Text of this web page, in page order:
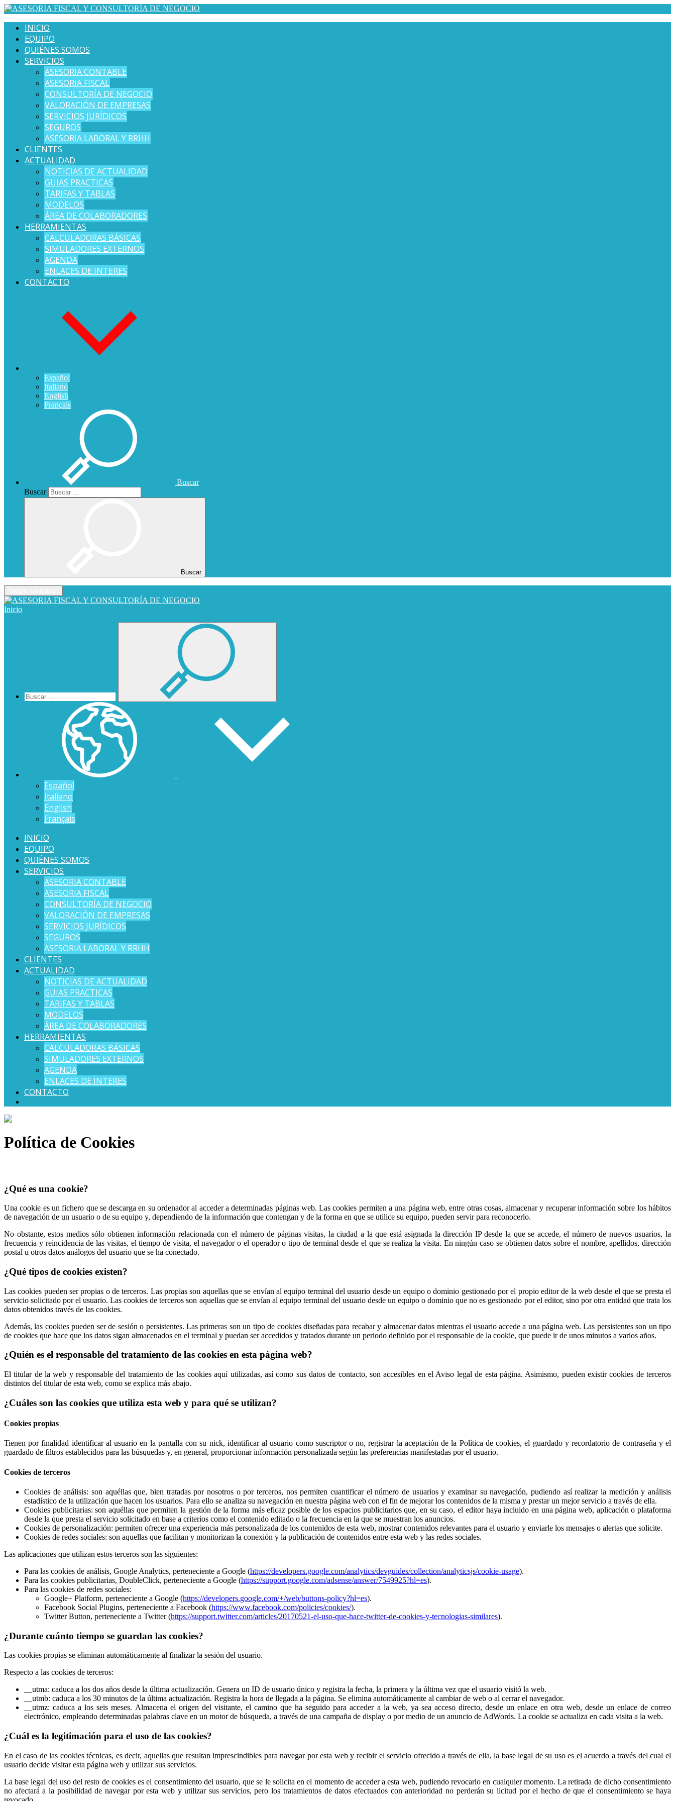
INICIO
EQUIPO
QUIÉNES SOMOS
SERVICIOS
ASESORIA CONTABLE
ASESORIA FISCAL
CONSULTORÍA DE NEGOCIO
VALORACIÓN DE EMPRESAS
SERVICIOS JURÍDICOS
SEGUROS
ASESORIA LABORAL Y RRHH
CLIENTES
ACTUALIDAD
NOTICIAS DE ACTUALIDAD
GUIAS PRACTICAS
TARIFAS Y TABLAS
MODELOS
ÁREA DE COLABORADORES
HERRAMIENTAS
CALCULADORAS BÁSICAS
SIMULADORES EXTERNOS
AGENDA
ENLACES DE INTERES
CONTACTO
Español
Italiano
English
Français
Buscar
Buscar
Buscar
Inicio
Español
Italiano
English
Français
INICIO
EQUIPO
QUIÉNES SOMOS
SERVICIOS
ASESORIA CONTABLE
ASESORIA FISCAL
CONSULTORÍA DE NEGOCIO
VALORACIÓN DE EMPRESAS
SERVICIOS JURÍDICOS
SEGUROS
ASESORIA LABORAL Y RRHH
CLIENTES
ACTUALIDAD
NOTICIAS DE ACTUALIDAD
GUIAS PRACTICAS
TARIFAS Y TABLAS
MODELOS
ÁREA DE COLABORADORES
HERRAMIENTAS
CALCULADORAS BÁSICAS
SIMULADORES EXTERNOS
AGENDA
ENLACES DE INTERES
CONTACTO
Política de Cookies
¿Qué es una cookie?
Una cookie es un fichero que se descarga en su ordenador al acceder a determinadas páginas web. Las cookies permiten a una página web, entre otras cosas, almacenar y recuperar información sobre los hábitos
de navegación de un usuario o de su equipo y, dependiendo de la información que contengan y de la forma en que se utilice su equipo, pueden servir para reconocerlo.
No obstante, estos medios sólo obtienen información relacionada con el número de páginas visitas, la ciudad a la que está asignada la dirección IP desde la que se accede, el número de nuevos usuarios, la
frecuencia y reincidencia de las visitas, el tiempo de visita, el navegador o el operador o tipo de terminal desde el que se realiza la visita. En ningún caso se obtienen datos sobre el nombre, apellidos, dirección
postal u otros datos análogos del usuario que se ha conectado.
¿Qué tipos de cookies existen?
Las cookies pueden ser propias o de terceros. Las propias son aquellas que se envían al equipo terminal del usuario desde un equipo o dominio gestionado por el propio editor de la web desde el que se presta el
servicio solicitado por el usuario. Las cookies de terceros son aquellas que se envían al equipo terminal del usuario desde un equipo o dominio que no es gestionado por el editor, sino por otra entidad que trata los
datos obtenidos través de las cookies.
Además, las cookies pueden ser de sesión o persistentes. Las primeras son un tipo de cookies diseñadas para recabar y almacenar datos mientras el usuario accede a una página web. Las persistentes son un tipo
de cookies que hace que los datos sigan almacenados en el terminal y puedan ser accedidos y tratados durante un periodo definido por el responsable de la cookie, que puede ir de unos minutos a varios años.
¿Quién es el responsable del tratamiento de las cookies en esta página web?
El titular de la web y responsable del tratamiento de las cookies aquí utilizadas, así como sus datos de contacto, son accesibles en el Aviso legal de esta página. Asimismo, pueden existir cookies de terceros
distintos del titular de esta web, como se explica más abajo.
¿Cuáles son las cookies que utiliza esta web y para qué se utilizan?
Cookies propias
Tienen por finalidad identificar al usuario en la pantalla con su nick, identificar al usuario como suscriptor o no, registrar la aceptación de la Política de cookies, el guardado y recordatorio de contraseña y el
guardado de filtros establecidos para las búsquedas y, en general, proporcionar información personalizada según las preferencias manifestadas por el usuario.
Cookies de terceros
Cookies de análisis: son aquéllas que, bien tratadas por nosotros o por terceros, nos permiten cuantificar el número de usuarios y examinar su navegación, pudiendo así realizar la medición y análisis
estadístico de la utilización que hacen los usuarios. Para ello se analiza su navegación en nuestra página web con el fin de mejorar los contenidos de la misma y prestar un mejor servicio a través de ella.
Cookies publicitarias: son aquéllas que permiten la gestión de la forma más eficaz posible de los espacios publicitarios que, en su caso, el editor haya incluido en una página web, aplicación o plataforma
desde la que presta el servicio solicitado en base a criterios como el contenido editado o la frecuencia en la que se muestran los anuncios.
Cookies de personalización: permiten ofrecer una experiencia más personalizada de los contenidos de esta web, mostrar contenidos relevantes para el usuario y enviarle los mensajes o alertas que solicite.
Cookies de redes sociales: son aquellas que facilitan y monitorizan la conexión y la publicación de contenidos entre esta web y las redes sociales.
Las aplicaciones que utilizan estos terceros son las siguientes:
Para las cookies de análisis, Google Analytics, perteneciente a Google (https://developers.google.com/analytics/devguides/collection/analyticsjs/cookie-usage).
Para las cookies publicitarias, DoubleClick, perteneciente a Google (https://support.google.com/adsense/answer/7549925?hl=es).
Para las cookies de redes sociales:
Google+ Platform, perteneciente a Google (https://developers.google.com/+/web/buttons-policy?hl=es).
Facebook Social Plugins, perteneciente a Facebook (https://www.facebook.com/policies/cookies/).
Twitter Button, perteneciente a Twitter (https://support.twitter.com/articles/20170521-el-uso-que-hace-twitter-de-cookies-y-tecnologias-similares).
¿Durante cuánto tiempo se guardan las cookies?
Las cookies propias se eliminan automáticamente al finalizar la sesión del usuario.
Respecto a las cookies de terceros:
__utma: caduca a los dos años desde la última actualización. Genera un ID de usuario único y registra la fecha, la primera y la última vez que el usuario visitó la web.
__utmb: caduca a los 30 minutos de la última actualización. Registra la hora de llegada a la página. Se elimina automáticamente al cambiar de web o al cerrar el navegador.
__utmz: caduca a los seis meses. Almacena el origen del visitante, el camino que ha seguido para acceder a la web, ya sea acceso directo, desde un enlace en otra web, desde un enlace de correo
electrónico, empleando determinadas palabras clave en un motor de búsqueda, a través de una campaña de display o por medio de un anuncio de AdWords. La cookie se actualiza en cada visita a la web.
¿Cuál es la legitimación para el uso de las cookies?
En el caso de las cookies técnicas, es decir, aquellas que resultan imprescindibles para navegar por esta web y recibir el servicio ofrecido a través de ella, la base legal de su uso es el acuerdo a través del cual el
usuario decide visitar esta página web y utilizar sus servicios.
La base legal del uso del resto de cookies es el consentimiento del usuario, que se le solicita en el momento de acceder a esta web, pudiendo revocarlo en cualquier momento. La retirada de dicho consentimiento
no afectará a la posibilidad de navegar por esta web y utilizar sus servicios, pero los tratamientos de datos efectuados con anterioridad no perderán su licitud por el hecho de que el consentimiento se haya